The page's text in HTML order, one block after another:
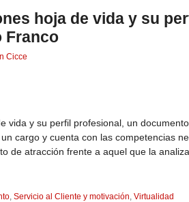
hoja de vida y su
Franco
Cicce
vida y su perfil profesional, un
cargo y cuenta con las competencias
de atracción frente a aquel que la
, Servicio al Cliente y motivación Virtualidad